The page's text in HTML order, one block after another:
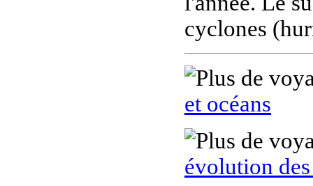
cyclones
et océans
évolution des